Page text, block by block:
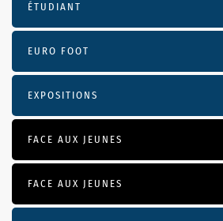
ÉTUDIANT
EURO FOOT
EXPOSITIONS
FACE AUX JEUNES
FACE AUX JEUNES